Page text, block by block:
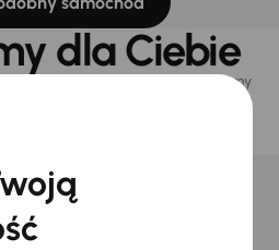
dla Ciebie
z naszej oferty. Kupimy